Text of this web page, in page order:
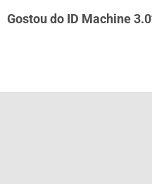
Gostou do ID Machine